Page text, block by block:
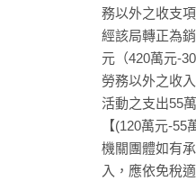
務以外之收支
經該局轉正為
元（420萬元-
勞務以外之收
活動之支出55
【(120萬元-55
機關團體如有
入，應依免稅